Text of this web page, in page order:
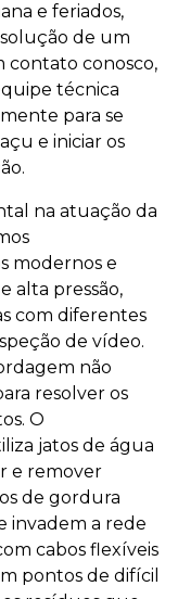
e feriados,
de um
contato conosco,
técnica
para se
e iniciar os
na atuação da
modernos e
alta pressão,
com diferentes
de vídeo.
não
resolver os
O
jatos de água
e remover
de gordura
invadem a rede
cabos flexíveis
pontos de difícil